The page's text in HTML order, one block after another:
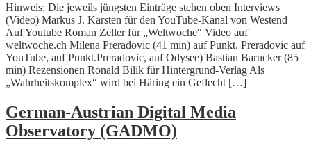
Hinweis: Die jeweils jüngsten Einträge stehen oben Interviews
(Video) Markus J. Karsten für den YouTube-Kanal von Westend
Auf Youtube Roman Zeller für „Weltwoche“ Video auf
weltwoche.ch Milena Preradovic (41 min) auf Punkt. Preradovic auf
YouTube, auf Punkt.Preradovic, auf Odysee) Bastian Barucker (85
min) Rezensionen Ronald Bilik für Hintergrund-Verlag Als
„Wahrheitskomplex“ wird bei Häring ein Geflecht […]
German-Austrian Digital Media
Observatory (GADMO)